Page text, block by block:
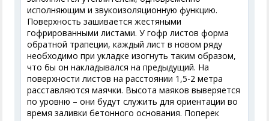
исполняющим и звукоизоляционную функцию.
Поверхность зашивается жестяными
гофрированными листами. У гофр листов форма
обратной трапеции, каждый лист в новом ряду
необходимо при укладке изогнуть таким образом,
что бы он накладывался на предыдущий. На
поверхности листов на расстоянии 1,5-2 метра
расставляются маячки. Высота маяков выверяется
по уровню – они будут служить для ориентации во
время заливки бетонного основания. Поперек